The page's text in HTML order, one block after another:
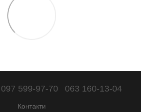
097 599-97-70 063 160-13-04
Контакти